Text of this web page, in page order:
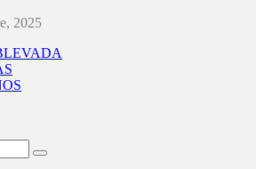
2025
Search